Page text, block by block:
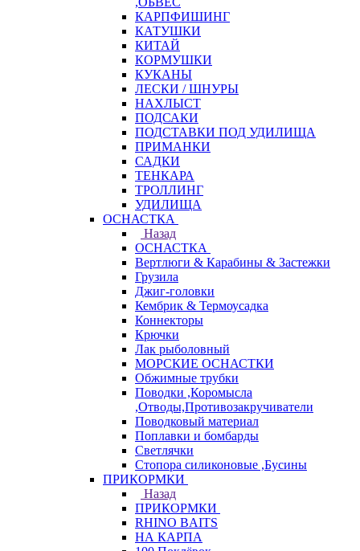
КАРПФИШИНГ
КАТУШКИ
КИТАЙ
КОРМУШКИ
КУКАНЫ
ЛЕСКИ / ШНУРЫ
НАХЛЫСТ
ПОДСАКИ
ПОДСТАВКИ ПОД УДИЛИЩА
ПРИМАНКИ
САДКИ
ТЕНКАРА
ТРОЛЛИНГ
УДИЛИЩА
ОСНАСТКА
Назад
ОСНАСТКА
Вертлюги & Карабины & Застежки
Грузила
Джиг-головки
Кембрик & Термоусадка
Коннекторы
Крючки
Лак рыболовный
МОРСКИЕ ОСНАСТКИ
Обжимные трубки
Поводки ,Коромысла
,Отводы,Противозакручиватели
Поводковый материал
Поплавки и бомбарды
Светлячки
Стопора силиконовые ,Бусины
ПРИКОРМКИ
Назад
ПРИКОРМКИ
RHINO BAITS
НА КАРПА